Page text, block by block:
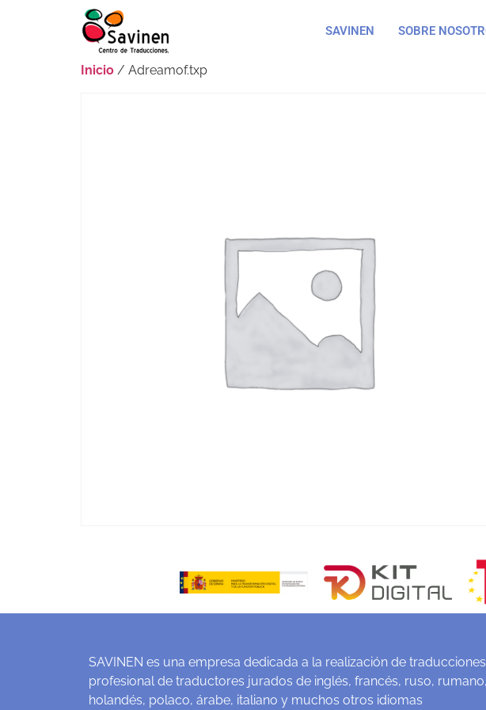
SAVINEN SOBRE
Inicio / Adreamof.txp
SAVINEN es una empresa dedicada a la realización de
profesional de traductores jurados de inglés, francés, ruso,
holandés, polaco, árabe, italiano y muchos otros idiomas